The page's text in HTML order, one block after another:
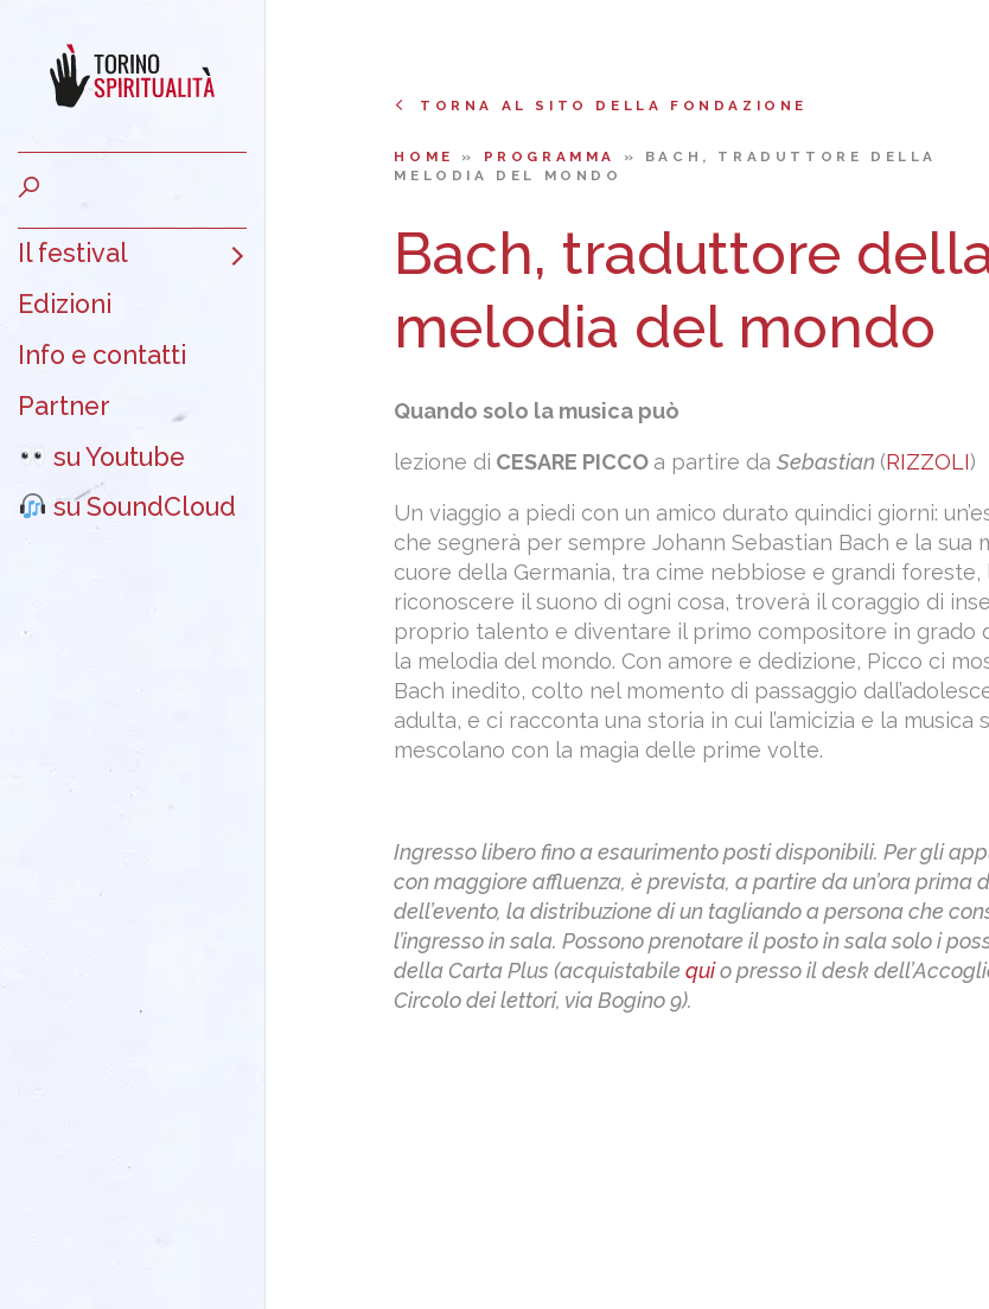
Il festival
Edizioni
Info e contatti
Partner
su Youtube
su SoundCloud
TORNA AL SITO DELLA FONDAZIONE
HOME » PROGRAMMA » BACH, TRADUTTORE DELLA
MELODIA DEL MONDO
Bach, traduttore
melodia del mondo
Quando solo la musica può
lezione di CESARE PICCO a partire daSebastian (RIZZOLI)
Un viaggio a piedi con un amico durato quindici giorni:
che segnerà per sempre Johann Sebastian Bach e la sua
cuore della Germania, tra cime nebbiose e grandi foreste,
riconoscere il suono di ogni cosa, troverà il coraggio di
proprio talento e diventare il primo compositore in grado
la melodia del mondo. Con amore e dedizione, Picco ci
Bach inedito, colto nel momento di passaggio
adulta, e ci racconta una storia in cui l’amicizia e la musica
mescolano con la magia delle prime volte.
Ingresso libero fino a esaurimento posti disponibili. Per gli
con maggiore affluenza, è prevista, a partire da un’ora prima
dell’evento, la distribuzione di un tagliando a persona che
l’ingresso in sala. Possono prenotare il posto in sala solo i
della Carta Plus (acquistabilequio presso il desk
Circolo dei lettori, via Bogino 9).